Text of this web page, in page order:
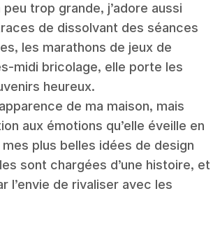
trop grande, j’adore aussi
de dissolvant des séances
les marathons de jeux de
midi bricolage, elle porte les
heureux.
de ma maison, mais
aux émotions qu’elle éveille en
plus belles idées de design
sont chargées d’une histoire, et
l’envie de rivaliser avec les